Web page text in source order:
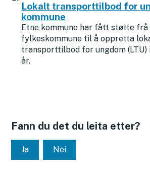
Lokalt transporttilbod for
kommune
Etne kommune har fått støtte frå
fylkeskommune til å oppretta
transporttilbod for ungdom (LTU) i
år.
Fann du det du leita etter?
Ja Nei